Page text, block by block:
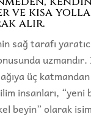
ve kısa
alır.
sağ tarafı
üç
insanları, “yeni
beyin” olarak